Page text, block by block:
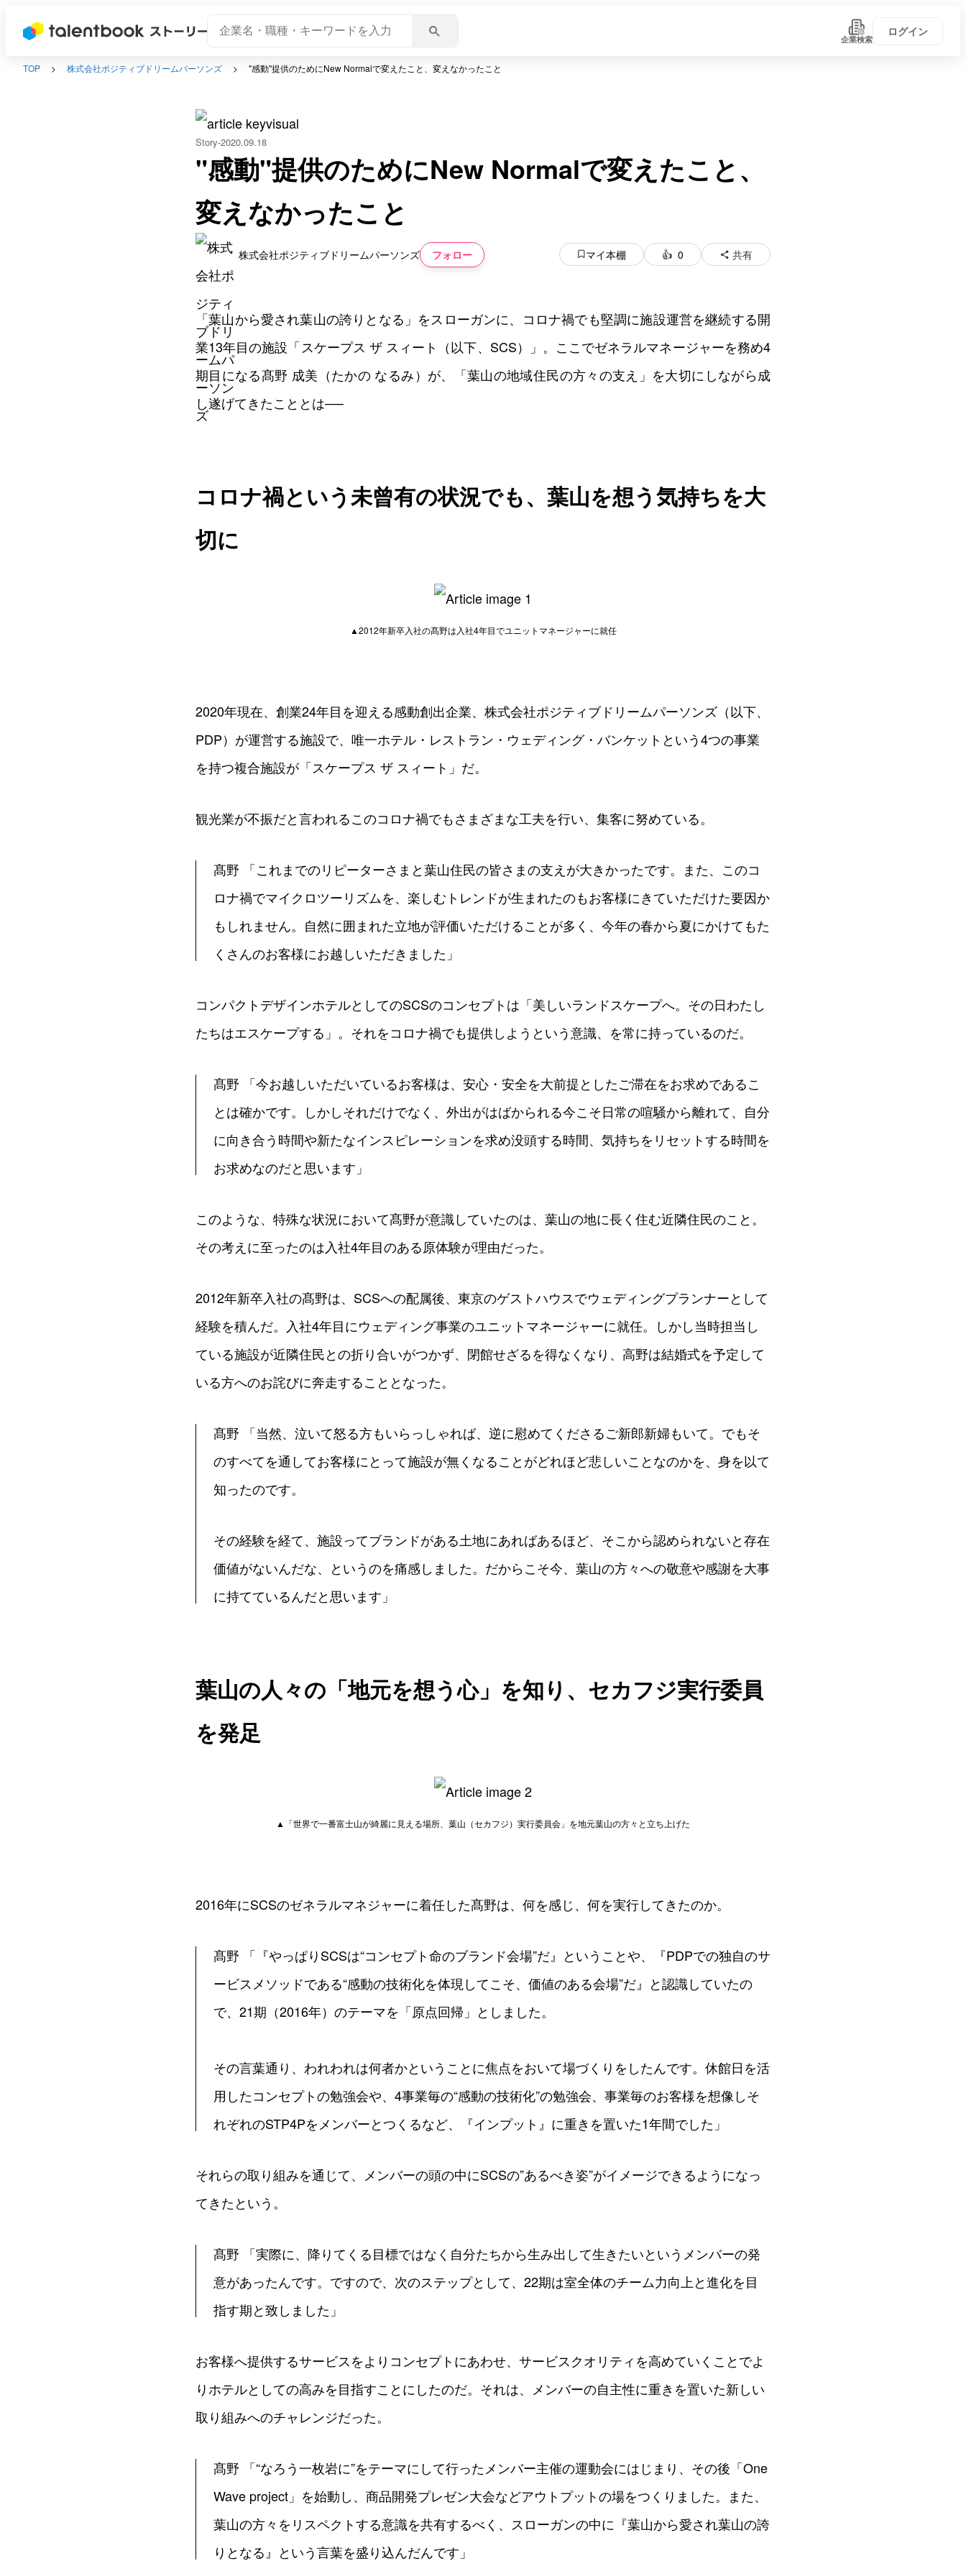
企業検索
ログイン
TOP 株式会社ポジティブドリームパーソンズ "感動"提供のためにNew Normalで変えたこと、変えなかったこと
Story 2020.09.18
"感動"提供のためにNew Normalで変えたこと、
変えなかったこと
株式会社ポジティブドリームパーソンズ フォロー マイ本棚 0
0 0 0 0 0
共有
「葉山から愛され葉山の誇りとなる」をスローガンに、コロナ禍でも堅調に施設運営を継続する開
業13年目の施設「スケープス ザ スィート（以下、SCS）」。ここでゼネラルマネージャーを務め4
期目になる髙野 成美（たかの なるみ）が、「葉山の地域住民の方々の支え」を大切にしながら成
し遂げてきたこととは──
コロナ禍という未曾有の状況でも、葉山を想う気持ちを大
切に
▲2012年新卒入社の髙野は入社4年目でユニットマネージャーに就任
2020年現在、創業24年目を迎える感動創出企業、株式会社ポジティブドリームパーソンズ（以下、
PDP）が運営する施設で、唯一ホテル・レストラン・ウェディング・バンケットという4つの事業
を持つ複合施設が「スケープス ザ スィート」だ。
観光業が不振だと言われるこのコロナ禍でもさまざまな工夫を行い、集客に努めている。
髙野 「これまでのリピーターさまと葉山住民の皆さまの支えが大きかったです。また、このコ
ロナ禍でマイクロツーリズムを、楽しむトレンドが生まれたのもお客様にきていただけた要因か
もしれません。自然に囲まれた立地が評価いただけることが多く、今年の春から夏にかけてもた
くさんのお客様にお越しいただきました」
コンパクトデザインホテルとしてのSCSのコンセプトは「美しいランドスケープへ。その日わたし
たちはエスケープする」。それをコロナ禍でも提供しようという意識、を常に持っているのだ。
髙野 「今お越しいただいているお客様は、安心・安全を大前提としたご滞在をお求めであるこ
とは確かです。しかしそれだけでなく、外出がはばかられる今こそ日常の喧騒から離れて、自分
に向き合う時間や新たなインスピレーションを求め没頭する時間、気持ちをリセットする時間を
お求めなのだと思います」
このような、特殊な状況において髙野が意識していたのは、葉山の地に長く住む近隣住民のこと。
その考えに至ったのは入社4年目のある原体験が理由だった。
2012年新卒入社の髙野は、SCSへの配属後、東京のゲストハウスでウェディングプランナーとして
経験を積んだ。入社4年目にウェディング事業のユニットマネージャーに就任。しかし当時担当し
ている施設が近隣住民との折り合いがつかず、閉館せざるを得なくなり、高野は結婚式を予定して
いる方へのお詫びに奔走することとなった。
髙野 「当然、泣いて怒る方もいらっしゃれば、逆に慰めてくださるご新郎新婦もいて。でもそ
のすべてを通してお客様にとって施設が無くなることがどれほど悲しいことなのかを、身を以て
知ったのです。
その経験を経て、施設ってブランドがある土地にあればあるほど、そこから認められないと存在
価値がないんだな、というのを痛感しました。だからこそ今、葉山の方々への敬意や感謝を大事
に持てているんだと思います」
葉山の人々の「地元を想う心」を知り、セカフジ実行委員
を発足
▲「世界で一番富士山が綺麗に見える場所、葉山（セカフジ）実行委員会」を地元葉山の方々と立ち上げた
2016年にSCSのゼネラルマネジャーに着任した髙野は、何を感じ、何を実行してきたのか。
髙野 「『やっぱりSCSは“コンセプト命のブランド会場”だ』ということや、『PDPでの独自のサ
ービスメソッドである“感動の技術化を体現してこそ、価値のある会場”だ』と認識していたの
で、21期（2016年）のテーマを「原点回帰」としました。
その言葉通り、われわれは何者かということに焦点をおいて場づくりをしたんです。休館日を活
用したコンセプトの勉強会や、4事業毎の“感動の技術化”の勉強会、事業毎のお客様を想像しそ
れぞれのSTP4Pをメンバーとつくるなど、『インプット』に重きを置いた1年間でした」
それらの取り組みを通じて、メンバーの頭の中にSCSの”あるべき姿”がイメージできるようになっ
てきたという。
髙野 「実際に、降りてくる目標ではなく自分たちから生み出して生きたいというメンバーの発
意があったんです。ですので、次のステップとして、22期は室全体のチーム力向上と進化を目
指す期と致しました」
お客様へ提供するサービスをよりコンセプトにあわせ、サービスクオリティを高めていくことでよ
りホテルとしての高みを目指すことにしたのだ。それは、メンバーの自主性に重きを置いた新しい
取り組みへのチャレンジだった。
髙野 「“なろう一枚岩に”をテーマにして行ったメンバー主催の運動会にはじまり、その後「One
Wave project」を始動し、商品開発プレゼン大会などアウトプットの場をつくりました。また、
葉山の方々をリスペクトする意識を共有するべく、スローガンの中に『葉山から愛され葉山の誇
りとなる』という言葉を盛り込んだんです」